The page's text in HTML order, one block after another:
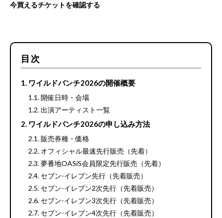
今買えるチケットを確認する
目次
ワイルドバンチ2026の開催概要
開催日時・会場
出演アーティスト一覧
ワイルドバンチ2026の申し込み方法
販売券種・価格
オフィシャル最速先行販売（先着）
夢番地OASiS会員限定先行販売（先着）
セブン-イレブン先行（先着販売）
セブン-イレブン2次先行（先着販売）
セブン-イレブン3次先行（先着販売）
セブン-イレブン4次先行（先着販売）